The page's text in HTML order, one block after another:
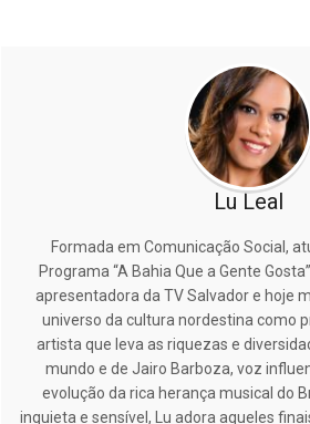
Lu Leal
Formada em Comunicação Social,
Programa “A Bahia Que a Gente
apresentadora da TV Salvador e hoje
universo da cultura nordestina como
artista que leva as riquezas e
mundo e de Jairo Barboza, voz
evolução da rica herança musical do
inquieta e sensível, Lu adora aqueles